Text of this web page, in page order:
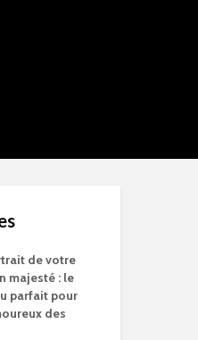
de votre
majesté : le
parfait pour
des